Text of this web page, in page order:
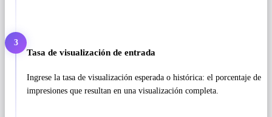
3
Tasa de visualización de entrada
Ingrese la tasa de visualización esperada o histórica: el porcentaje de
impresiones que resultan en una visualización completa.